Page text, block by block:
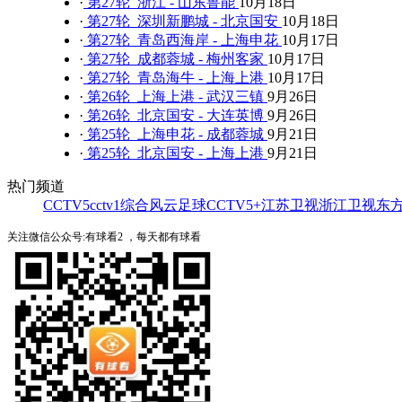
· 第27轮 深圳新鹏城 - 北京国安 10月18日
· 第27轮 青岛西海岸 - 上海申花 10月17日
· 第27轮 成都蓉城 - 梅州客家 10月17日
· 第27轮 青岛海牛 - 上海上港 10月17日
· 第26轮 上海上港 - 武汉三镇 9月26日
· 第26轮 北京国安 - 大连英博 9月26日
· 第25轮 上海申花 - 成都蓉城 9月21日
· 第25轮 北京国安 - 上海上港 9月21日
热门频道
CCTV5cctv1综合风云足球CCTV5+江苏卫视浙江卫视东
关注微信公众号:有球看2 ，每天都有球看